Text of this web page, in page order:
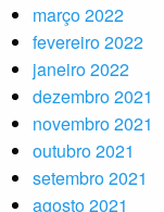
março 2022
fevereiro 2022
janeiro 2022
dezembro 2021
novembro 2021
outubro 2021
setembro 2021
agosto 2021